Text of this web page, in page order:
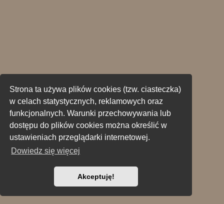
Strona ta używa plików cookies (tzw. ciasteczka)
w celach statystycznych, reklamowych oraz
funkcjonalnych. Warunki przechowywania lub
dostępu do plików cookies można określić w
ustawieniach przeglądarki internetowej.
Dowiedz się więcej
Akceptuję!